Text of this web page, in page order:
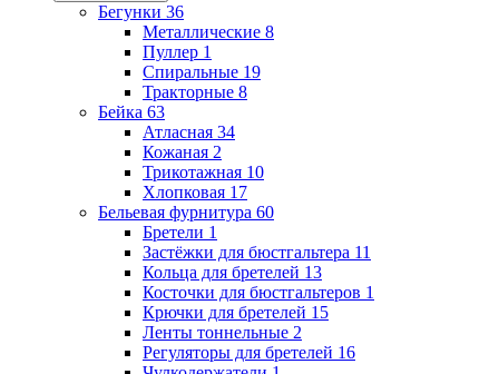
Бегунки 36
Металлические 8
Пуллер 1
Спиральные 19
Тракторные 8
Бейка 63
Атласная 34
Кожаная 2
Трикотажная 10
Хлопковая 17
Бельевая фурнитура 60
Бретели 1
Застёжки для бюстгальтера 11
Кольца для бретелей 13
Косточки для бюстгальтеров 1
Крючки для бретелей 15
Ленты тоннельные 2
Регуляторы для бретелей 16